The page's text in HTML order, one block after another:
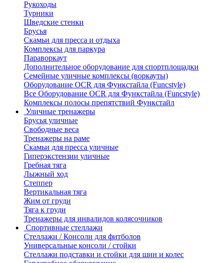
Рукоходы
Турники
Шведские стенки
Брусья
Скамьи для пресса и отдыха
Комплексы для паркура
Параворкаут
Дополнительное оборудование для спортплощадки
Семейные уличные комплексы (воркауты)
Оборудование OCR для Функстайла (Funcstyle)
Все Оборудование OCR для Функстайла (Funcstyle)
Комплексы полосы препятствий Функстайл
Уличные тренажеры
Брусья уличные
Свободные веса
Тренажеры на раме
Скамьи для пресса уличные
Гиперэкстензии уличные
Гребная тяга
Лыжный ход
Степпер
Вертикальная тяга
Жим от груди
Тяга к груди
Тренажеры для инвалидов колясочников
Спортивные стеллажи
Стеллажи / Консоли для фитболов
Универсальные консоли / стойки
Стеллажи подставки и стойки для шин и колес